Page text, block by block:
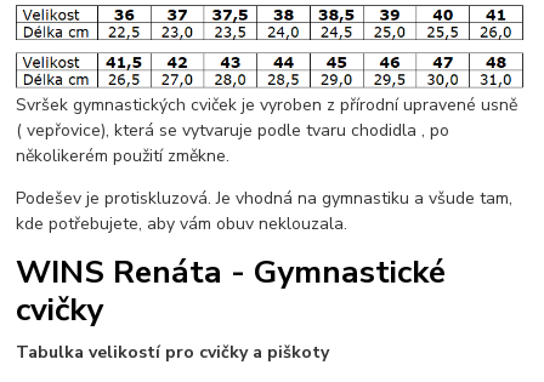
Svršek gymnastických cviček je vyroben z přírodní upravené usně
( vepřovice), která se vytvaruje podle tvaru chodidla , po
několikerém použití změkne.
Podešev je protiskluzová. Je vhodná na gymnastiku a všude tam,
kde potřebujete, aby vám obuv neklouzala.
WINS Renáta - Gymnastické
cvičky
Tabulka velikostí pro cvičky a piškoty